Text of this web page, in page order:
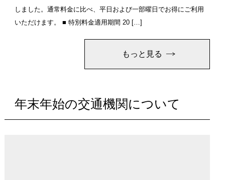
しました。通常料金に比べ、平日および一部曜日でお得にご利用
いただけます。 ■ 特別料金適用期間 20 […]
もっと見る
年末年始の交通機関について